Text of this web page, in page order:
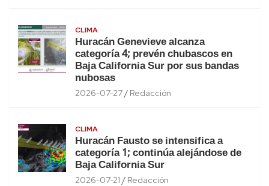
CLIMA
Huracán Genevieve alcanza
categoría 4; prevén chubascos en
Baja California Sur por sus bandas
nubosas
2026-07-27 Redacción
CLIMA
Huracán Fausto se intensifica a
categoría 1; continúa alejándose de
Baja California Sur
2026-07-21 Redacción